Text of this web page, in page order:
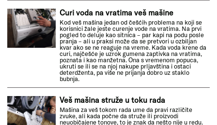
Curi voda na vratima veš mašine
Kod veš mašina jedan od češćih problema na koji se
korisnici žale jeste curenje vode na vratima. Na prvi
pogled to deluje kao sitnica – par kapi na podu posle
pranja – ali u praksi može da se pretvori u ozbiljan
kvar ako se ne reaguje na vreme. Kada voda krene da
curi, najčešće je uzrok gumena zaptivka na vratima,
poznata i kao manžetna. Ona s vremenom popuca,
ukruti se ili se na njoj nakupe prljavština i ostaci
deterdženta, pa više ne prijanja dobro uz staklo
bubnja.
Veš mašina struže u toku rada
Mašina za veš tokom rada ume da pravi različite
zvuke, ali kada počne da struže ili proizvodi
neuobičajene tonove, to je znak da nešto nije u redu.